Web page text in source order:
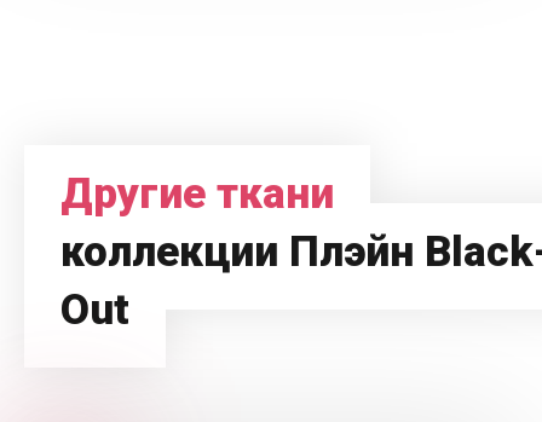
Другие ткани
коллекции Плэйн
Out